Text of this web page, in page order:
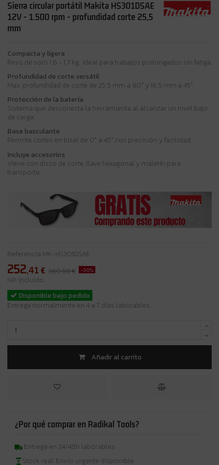
Sierra circular portátil Makita HS301DSAE
12V - 1.500 rpm - profundidad corte 25,5
mm
Compacta y ligera
Peso de solo 1,6 - 1,7 kg, ideal para trabajos prolongados sin fatiga.
Profundidad de corte versátil
Max. profundidad de corte de 25,5 mm a 90° y 16,5 mm a 45°.
Protección de la batería
Sistema que desconecta la herramienta al alcanzar un nivel bajo
de carga.
Base basculante
Permite cortes en bisel de 0° a 45° con precisión y facilidad.
Incluye accesorios
Viene con disco de corte, llave hexagonal y maletín para
transporte.
Referencia MK-HS301DSAE
252,41 € 360,58 € -30%
IVA incluido
Disponible bajo pedido
Entrega normalmente en 4 a 7 días laborables.
Añadir al carrito
¿Por qué comprar en Radikal Tools?
Entrega en 24/48h laborables
Stock real. Envío urgente disponible